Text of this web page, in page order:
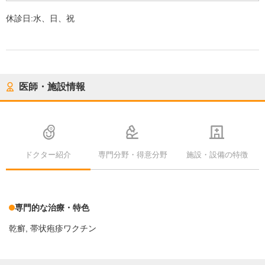
休診日:水、日、祝
医師・施設情報
ドクター紹介 専門分野・得意分野 施設・設備の特徴
専門的な治療・特色
乾癬 帯状疱疹ワクチン